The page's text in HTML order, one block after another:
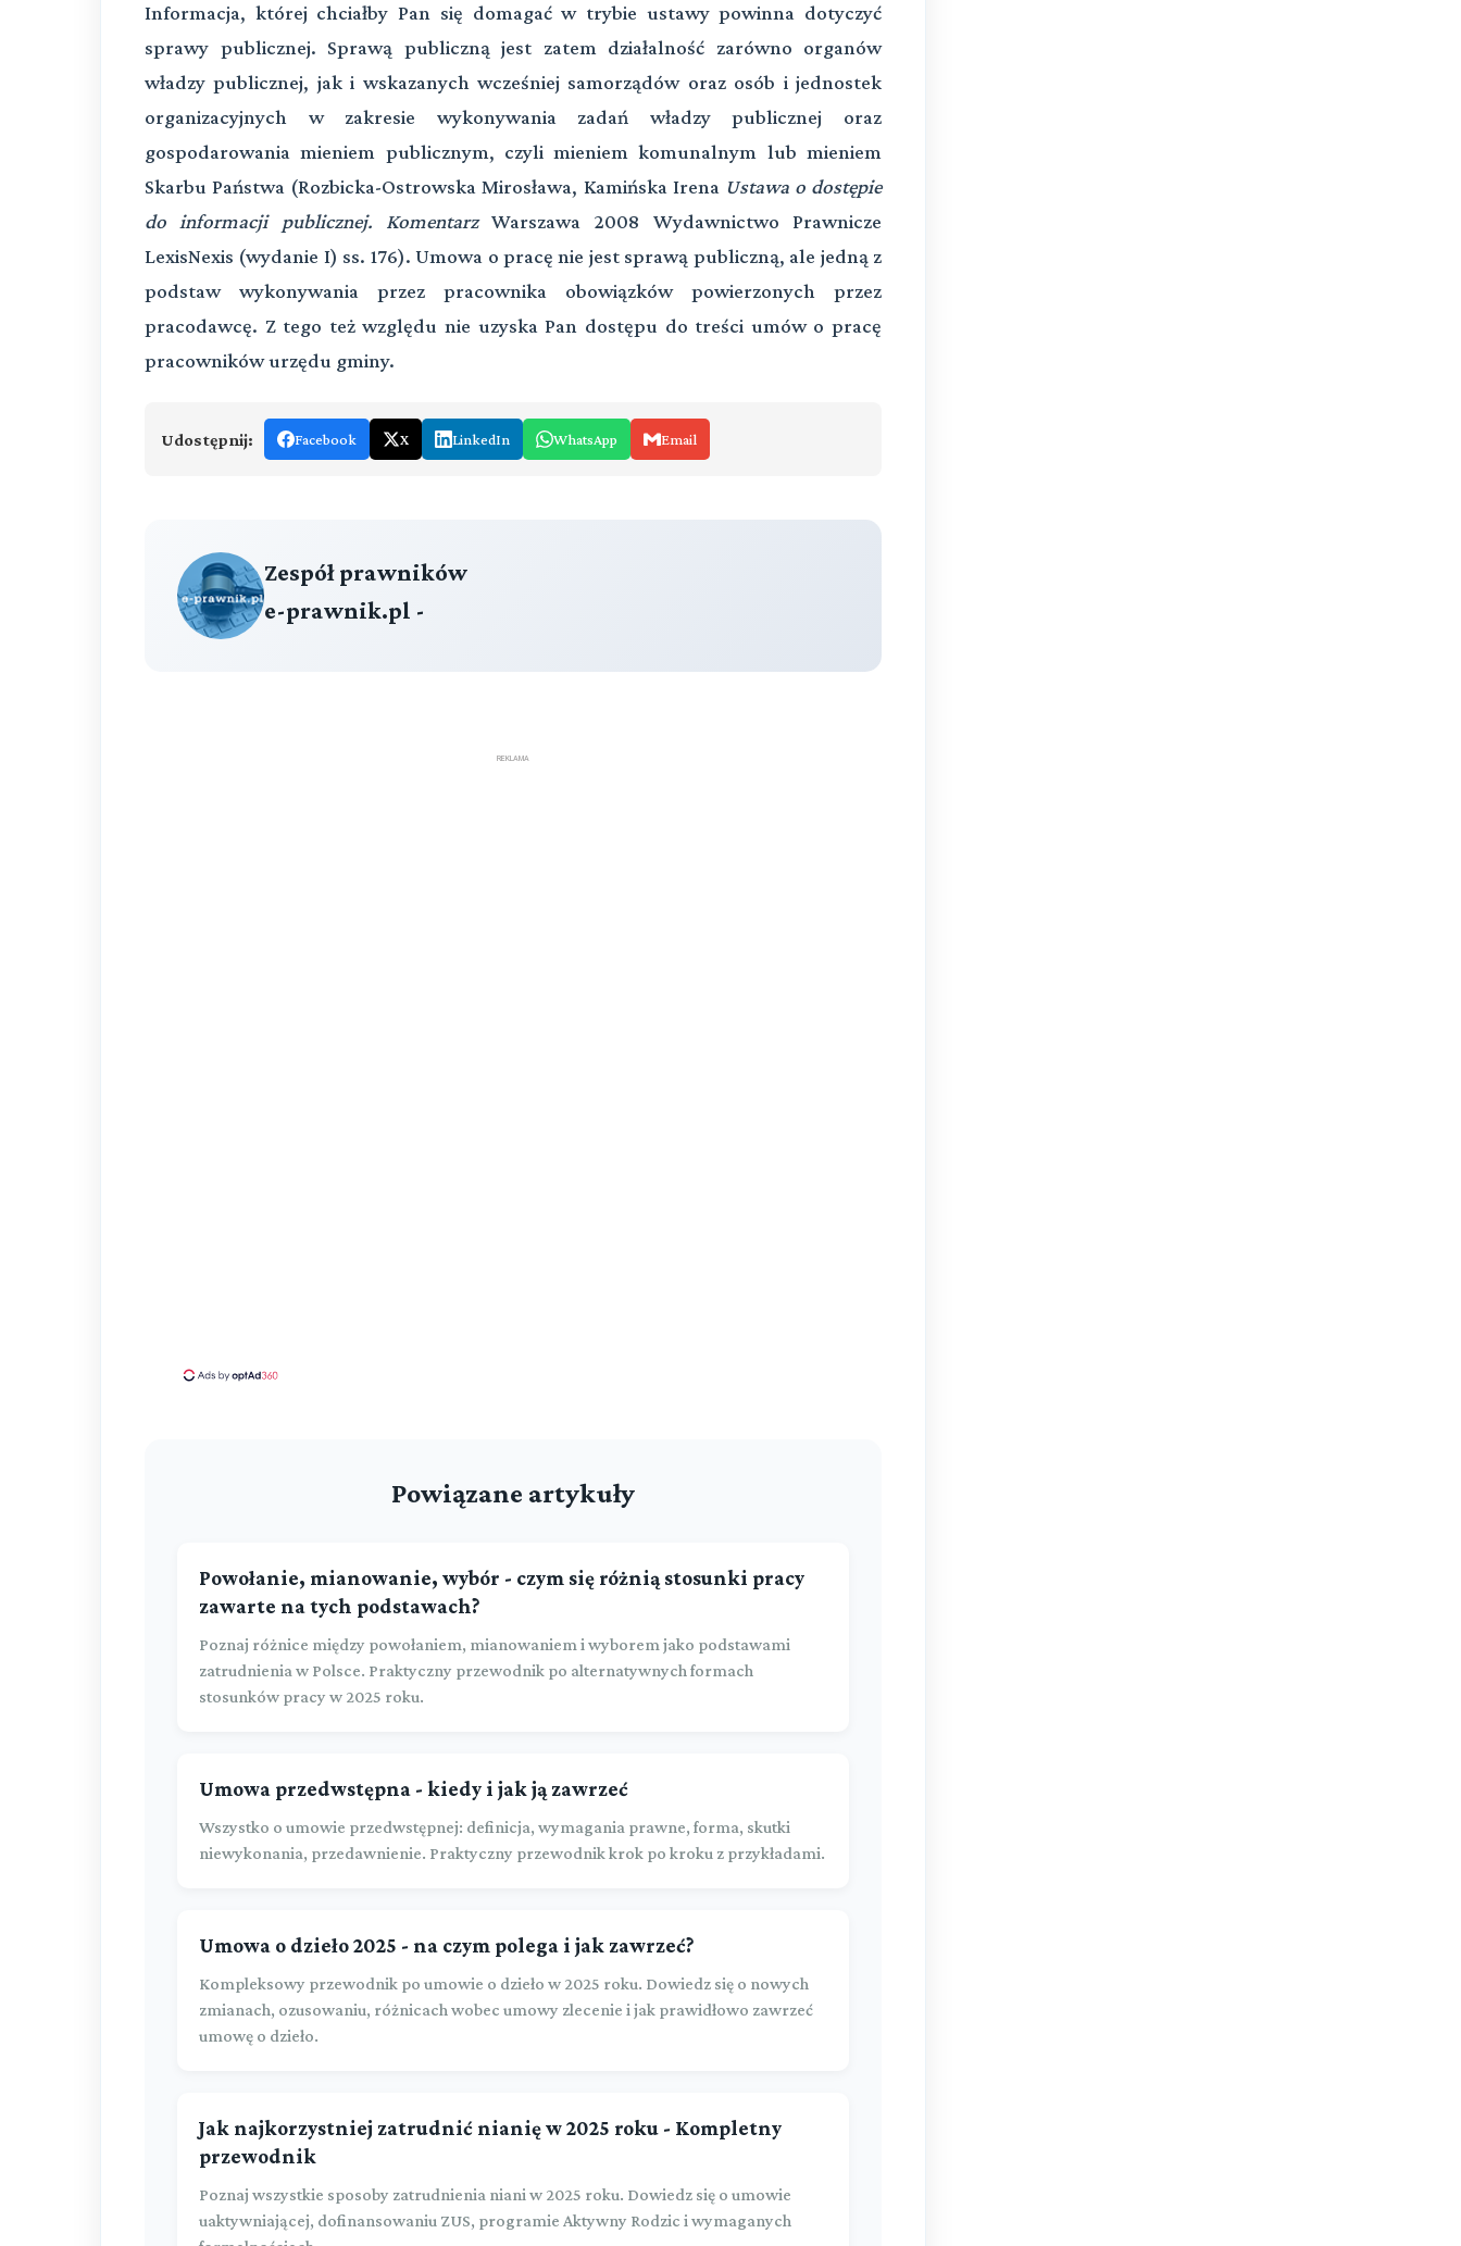
Informacja, której chciałby Pan się domagać w trybie ustawy powinna dotyczyć
sprawy publicznej. Sprawą publiczną jest zatem działalność zarówno organów
władzy publicznej, jak i wskazanych wcześniej samorządów oraz osób i jednostek
organizacyjnych w zakresie wykonywania zadań władzy publicznej oraz
gospodarowania mieniem publicznym, czyli mieniem komunalnym lub mieniem
Skarbu Państwa (Rozbicka-Ostrowska Mirosława, Kamińska Irena Ustawa o dostępie
do informacji publicznej. KomentarzWarszawa 2008 Wydawnictwo Prawnicze
LexisNexis (wydanie I) ss. 176). Umowa o pracę nie jest sprawą publiczną, ale jedną z
podstaw wykonywania przez pracownika obowiązków powierzonych przez
pracodawcę. Z tego też względu nie uzyska Pan dostępu do treści umów o pracę
pracowników urzędu gminy.
Udostępnij: Facebook X LinkedIn WhatsApp Email
Zespół prawników
e-prawnik.pl -
REKLAMA
Powiązane artykuły
Powołanie, mianowanie, wybór - czym się różnią stosunki pracy
zawarte na tych podstawach?
Poznaj różnice między powołaniem, mianowaniem i wyborem jako podstawami
zatrudnienia w Polsce. Praktyczny przewodnik po alternatywnych formach
stosunków pracy w 2025 roku.
Umowa przedwstępna - kiedy i jak ją zawrzeć
Wszystko o umowie przedwstępnej: definicja, wymagania prawne, forma, skutki
niewykonania, przedawnienie. Praktyczny przewodnik krok po kroku z przykładami.
Umowa o dzieło 2025 - na czym polega i jak zawrzeć?
Kompleksowy przewodnik po umowie o dzieło w 2025 roku. Dowiedz się o nowych
zmianach, ozusowaniu, różnicach wobec umowy zlecenie i jak prawidłowo zawrzeć
umowę o dzieło.
Jak najkorzystniej zatrudnić nianię w 2025 roku - Kompletny
przewodnik
Poznaj wszystkie sposoby zatrudnienia niani w 2025 roku. Dowiedz się o umowie
uaktywniającej, dofinansowaniu ZUS, programie Aktywny Rodzic i wymaganych